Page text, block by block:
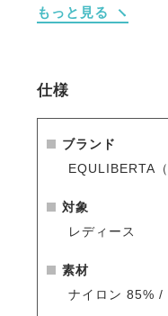
・締め付けがなく自
・UVカット UPF50+
UVカット機能は最
表面加工ではなく繊
用。
もっと見る
仕様
ブランド
EQULIBERTA
対象
レディース
素材
ナイロン 85% /